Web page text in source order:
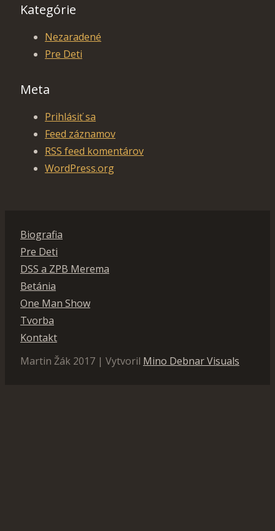
Kategórie
Nezaradené
Pre Deti
Meta
Prihlásiť sa
Feed záznamov
RSS feed komentárov
WordPress.org
Biografia
Pre Deti
DSS a ZPB Merema
Betánia
One Man Show
Tvorba
Kontakt
Martin Žák 2017 | Vytvoril Mino Debnar Visuals